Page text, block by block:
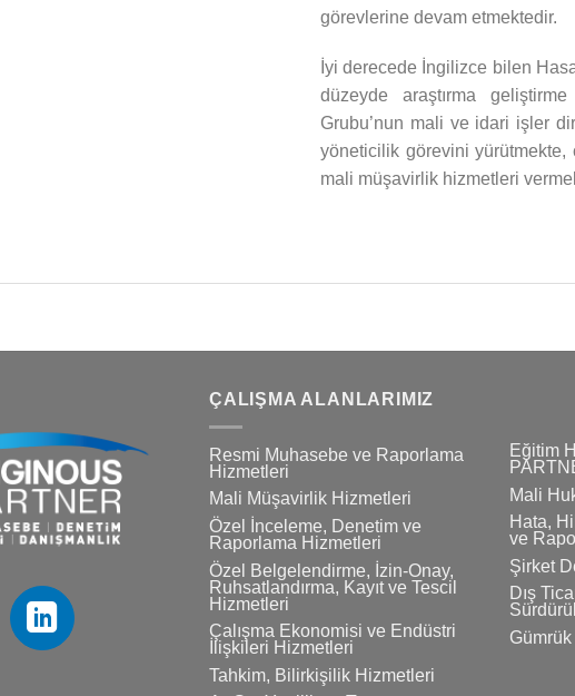
görevlerine devam etmektedir.
İyi derecede İngilizce bilen
düzeyde araştırma
Grubu’nun mali ve idari işler
yöneticilik görevini
mali müşavirlik hizmetleri
ÇALIŞMA ALANLARIMIZ
Resmi Muhasebe ve Raporlama
Hizmetleri
Mali Müşavirlik Hizmetleri
Özel İnceleme, Denetim ve
Raporlama Hizmetleri
Özel Belgelendirme, İzin-Onay,
Ruhsatlandırma, Kayıt ve Tescil
Hizmetleri
Çalışma Ekonomisi ve Endüstri
İlişkileri Hizmetleri
Tahkim, Bilirkişilik Hizmetleri
Eğitim
Mali
Hata,
ve
Şirket
Dış